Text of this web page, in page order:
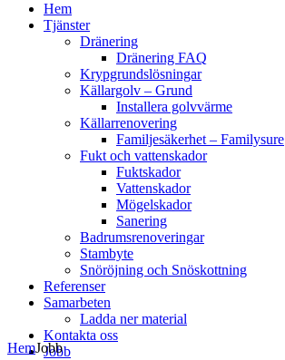
Hem
Tjänster
Dränering
Dränering FAQ
Krypgrundslösningar
Källargolv – Grund
Installera golvvärme
Källarrenovering
Familjesäkerhet – Familysure
Fukt och vattenskador
Fuktskador
Vattenskador
Mögelskador
Sanering
Badrumsrenoveringar
Stambyte
Snöröjning och Snöskottning
Referenser
Samarbeten
Ladda ner material
Kontakta oss
Jobb
HemJobb